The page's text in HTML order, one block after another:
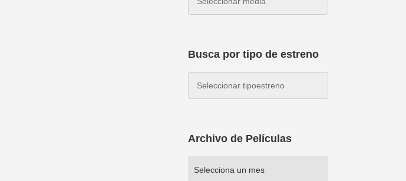
Busca por tipo de estreno
Archivo de Películas